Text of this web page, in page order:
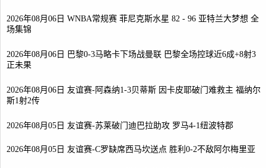
2026年08月06日 WNBA常规赛 菲尼克斯水星 82 - 96 亚特兰大梦想 全
场集锦
2026年08月06日 巴黎0-3马略卡下场战曼联 巴黎全场控球近6成+8射3
正未果
2026年08月06日 友谊赛-阿森纳1-3贝蒂斯 因卡皮耶破门难救主 福纳尔
斯1射2传
2026年08月05日 友谊赛-苏莱破门迪巴拉助攻 罗马4-1纽波特郡
2026年08月05日 友谊赛-C罗缺席西马坎送点 胜利0-2不敌阿尔梅里亚